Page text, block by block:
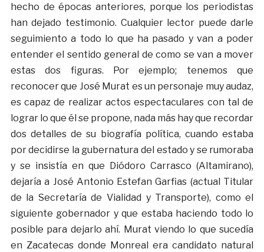
hecho de épocas anteriores, porque los periodistas
han dejado testimonio. Cualquier lector puede darle
seguimiento a todo lo que ha pasado y van a poder
entender el sentido general de como se van a mover
estas dos figuras. Por ejemplo; tenemos que
reconocer que José Murat es un personaje muy audaz,
es capaz de realizar actos espectaculares con tal de
lograr lo que él se propone, nada más hay que recordar
dos detalles de su biografía política, cuando estaba
por decidirse la gubernatura del estado y se rumoraba
y se insistía en que Diódoro Carrasco (Altamirano),
dejaría a José Antonio Estefan Garfias (actual Titular
de la Secretaría de Vialidad y Transporte), como el
siguiente gobernador y que estaba haciendo todo lo
posible para dejarlo ahí. Murat viendo lo que sucedía
en Zacatecas donde Monreal era candidato natural